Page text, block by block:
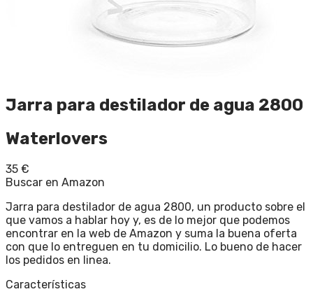
Jarra para destilador de agua 2800
Waterlovers
35 €
Buscar en Amazon
Jarra para destilador de agua 2800, un producto sobre el
que vamos a hablar hoy y, es de lo mejor que podemos
encontrar en la web de Amazon y suma la buena oferta
con que lo entreguen en tu domicilio. Lo bueno de hacer
los pedidos en linea.
Características